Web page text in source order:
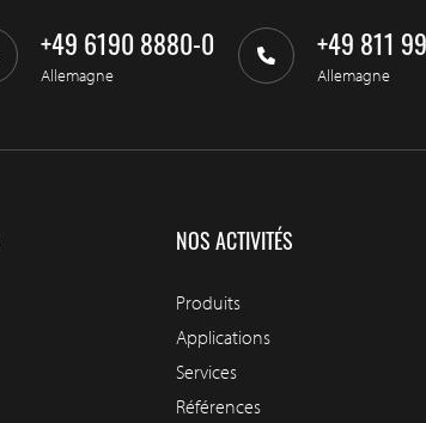
+49 6190 8880-0
Allemagne
+49 811
Allemagne
NOS ACTIVITÉS
Produits
Applications
Services
Références